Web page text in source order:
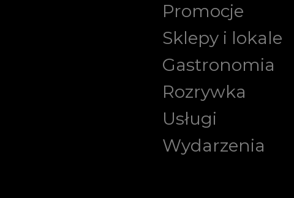
Promocje
Sklepy i lokale
Gastronomia
Rozrywka
Usługi
Wydarzenia